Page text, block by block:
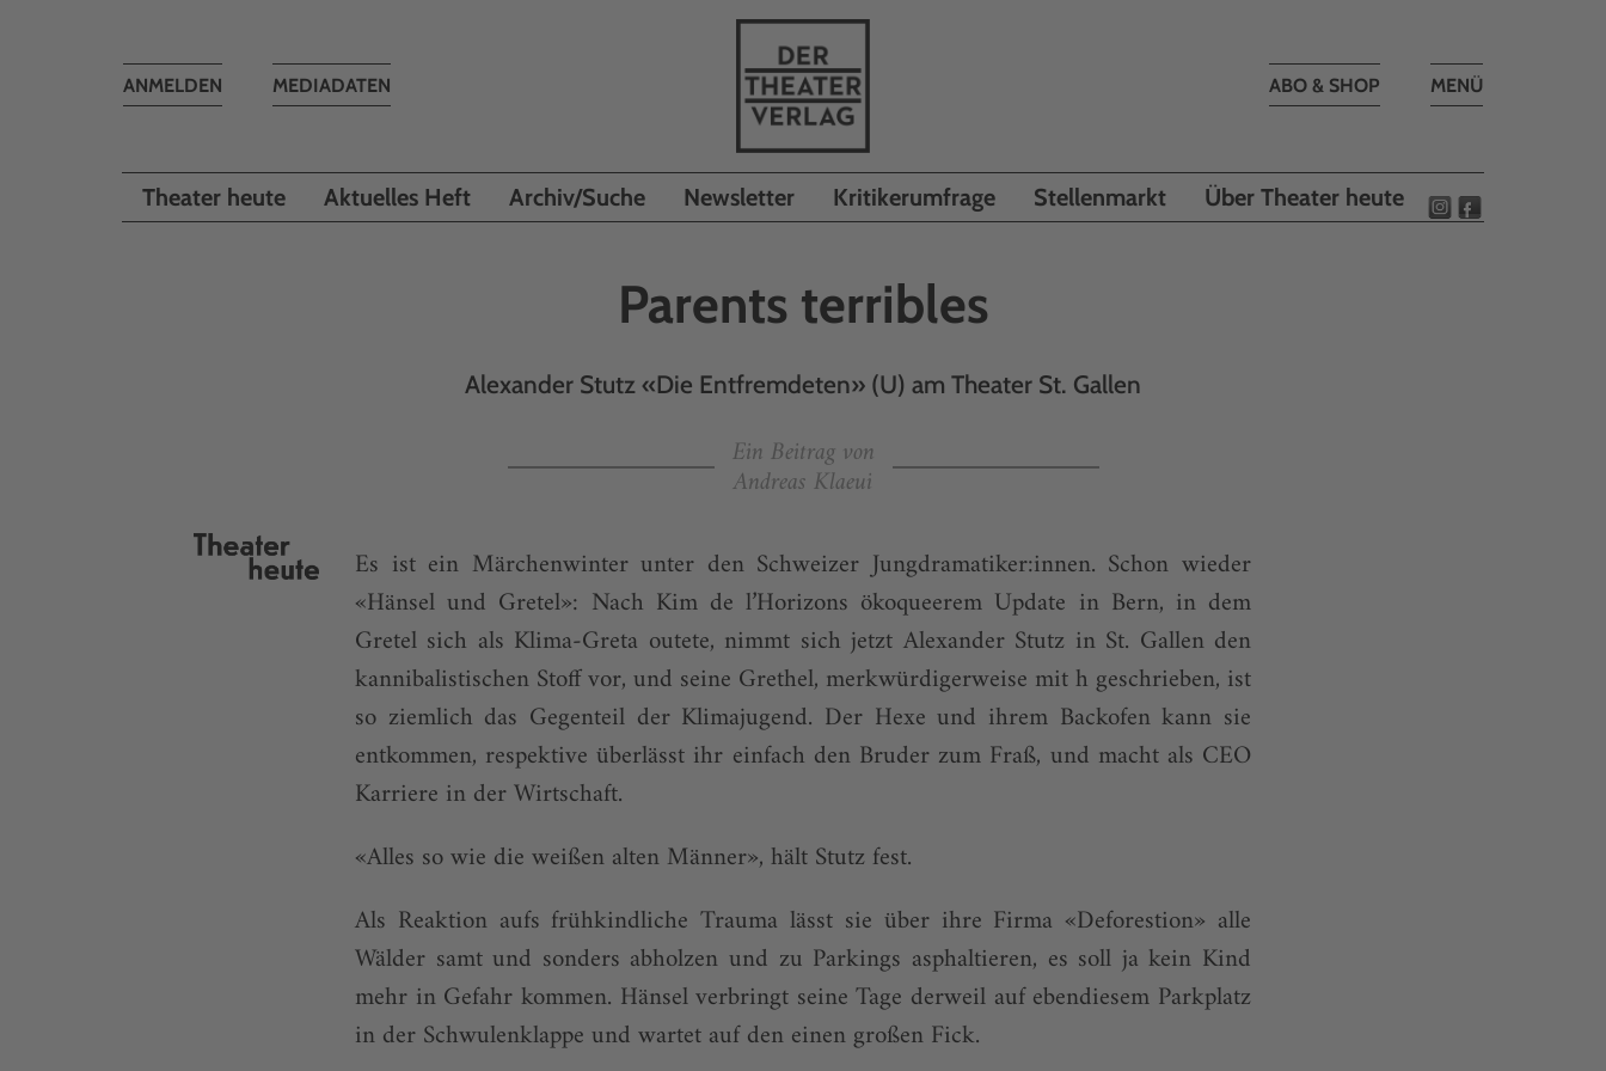
Toggle
MENÜ
ABO & SHOP
MEDIADATEN
Toggle
ANMELDEN
Theater heute Aktuelles Heft Archiv/Suche Newsletter Kritikerumfrage Stellenmarkt Über Theater heute
Parents terribles
Alexander Stutz «Die Entfremdeten» (U) am Theater St. Gallen
Ein Beitrag von
Andreas Klaeui
Es ist ein Märchenwinter unter den Schweizer Jungdramatiker:innen. Schon wieder
«Hänsel und Gretel»: Nach Kim de l’Horizons ökoqueerem Update in Bern, in dem
Gretel sich als Klima-Greta outete, nimmt sich jetzt Alexander Stutz in St. Gallen den
kannibalistischen Stoff vor, und seine Grethel, merkwürdigerweise mit h geschrieben, ist
so ziemlich das Gegenteil der Klimajugend. Der Hexe und ihrem Backofen kann sie
entkommen, respektive überlässt ihr einfach den Bruder zum Fraß, und macht als CEO
Karriere in der Wirtschaft.
«Alles so wie die weißen alten Männer», hält Stutz fest.
Als Reaktion aufs frühkindliche Trauma lässt sie über ihre Firma «Deforestion» alle
Wälder samt und sonders abholzen und zu Parkings asphaltieren, es soll ja kein Kind
mehr in Gefahr kommen. Hänsel verbringt seine Tage derweil auf ebendiesem Parkplatz
in der Schwulenklappe und wartet auf den einen großen Fick.